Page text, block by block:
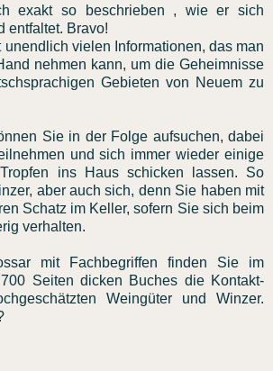
exakt so beschrieben , wie er sich
entfaltet. Bravo!
unendlich vielen Informationen, das man
nehmen kann, um die Geheimnisse
Gebieten von Neuem zu
Sie in der Folge aufsuchen, dabei
und sich immer wieder einige
ins Haus schicken lassen. So
aber auch sich, denn Sie haben mit
Schatz im Keller, sofern Sie sich beim
verhalten.
mit Fachbegriffen finden Sie im
Seiten dicken Buches die Kontakt-
Weingüter und Winzer.